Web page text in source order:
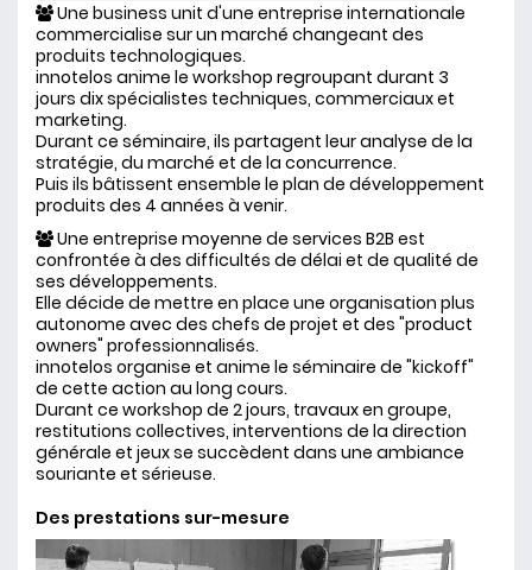
Une business unit d'une entreprise internationale
commercialise sur un marché changeant des
produits technologiques.
innotelos anime le workshop regroupant durant 3
jours dix spécialistes techniques, commerciaux et
marketing.
Durant ce séminaire, ils partagent leur analyse de la
stratégie, du marché et de la concurrence.
Puis ils bâtissent ensemble le plan de développement
produits des 4 années à venir.
Une entreprise moyenne de services B2B est
confrontée à des difficultés de délai et de qualité de
ses développements.
Elle décide de mettre en place une organisation plus
autonome avec des chefs de projet et des "product
owners" professionnalisés.
innotelos organise et anime le séminaire de "kickoff"
de cette action au long cours.
Durant ce workshop de 2 jours, travaux en groupe,
restitutions collectives, interventions de la direction
générale et jeux se succèdent dans une ambiance
souriante et sérieuse.
Des prestations sur-mesure